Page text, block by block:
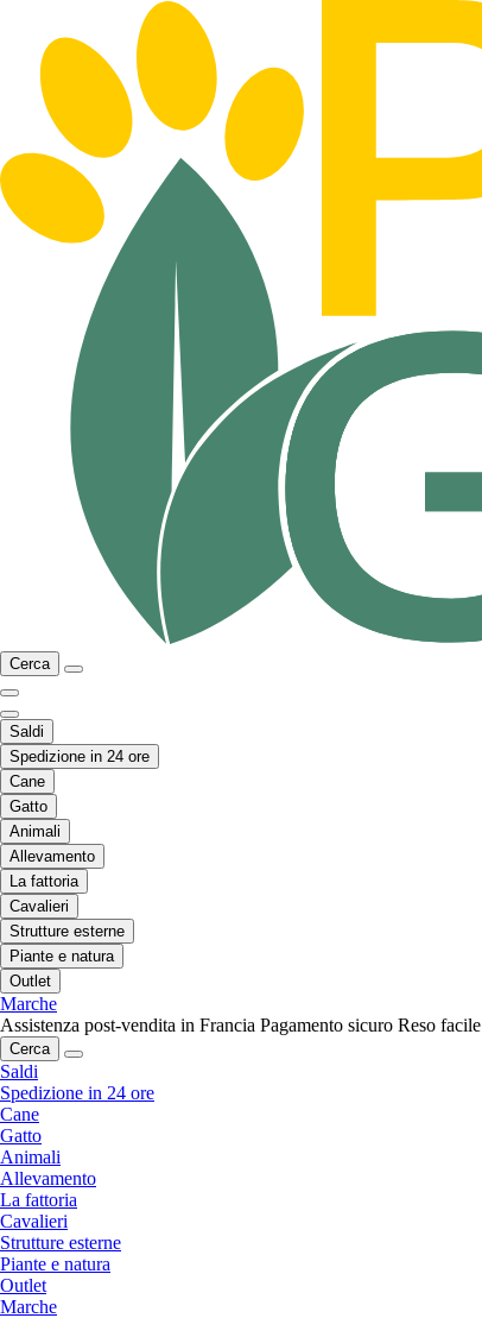
Cerca
Saldi
Spedizione in 24 ore
Cane
Gatto
Animali
Allevamento
La fattoria
Cavalieri
Strutture esterne
Piante e natura
Outlet
Marche
Assistenza post-vendita in Francia Pagamento sicuro Reso facile
Cerca
Saldi
Spedizione in 24 ore
Cane
Gatto
Animali
Allevamento
La fattoria
Cavalieri
Strutture esterne
Piante e natura
Outlet
Marche